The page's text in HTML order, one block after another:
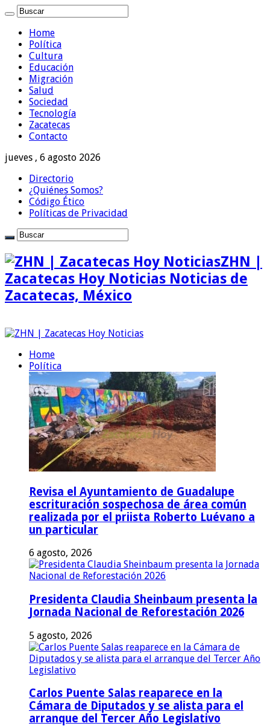
Home
Política
Cultura
Educación
Migración
Salud
Sociedad
Tecnología
Zacatecas
Contacto
jueves , 6 agosto 2026
Directorio
¿Quiénes Somos?
Código Ético
Políticas de Privacidad
ZHN |
Zacatecas Hoy Noticias Noticias de
Zacatecas, México
Home
Política
Revisa el Ayuntamiento de Guadalupe
escrituración sospechosa de área común
realizada por el priista Roberto Luévano a
un particular
6 agosto, 2026
Presidenta Claudia Sheinbaum presenta la
Jornada Nacional de Reforestación 2026
5 agosto, 2026
Carlos Puente Salas reaparece en la
Cámara de Diputados y se alista para el
arranque del Tercer Año Legislativo